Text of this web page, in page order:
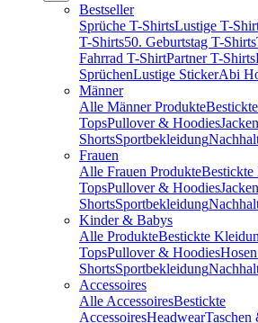
Bestseller
Sprüche T-ShirtsLustige T-
T-Shirts50. Geburtstag T-Shirts
Fahrrad T-ShirtPartner T-Shirts
SprüchenLustige StickerAbi
Männer
Alle Männer Produkte
TopsPullover & Hoodies
ShortsSportbekleidung
Frauen
Alle Frauen Produkte
TopsPullover & Hoodies
ShortsSportbekleidung
Kinder & Babys
Alle ProdukteBestickte
TopsPullover & Hoodies
ShortsSportbekleidung
Accessoires
Alle AccessoiresBestickte
AccessoiresHeadwearTaschen